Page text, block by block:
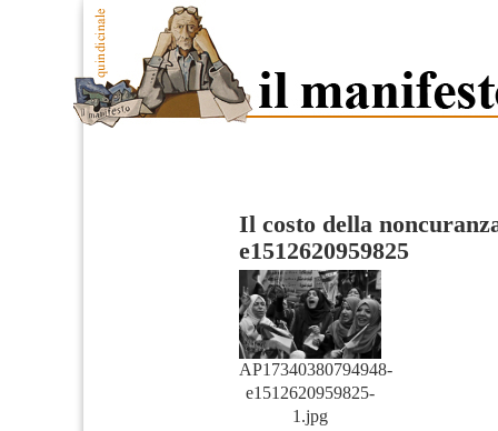
Il costo della
e1512620959825
AP17340380794948-
e1512620959825-
1.jpg